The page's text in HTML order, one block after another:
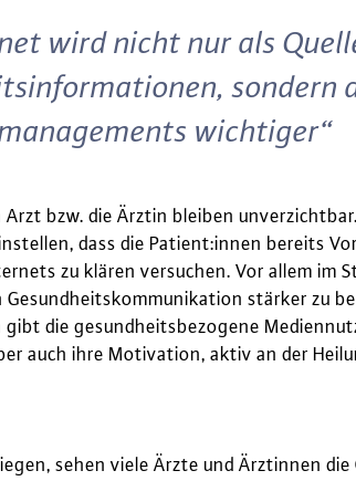
wird nicht nur als
sondern
wichtiger“
bzw. die Ärztin bleiben
dass die Patient:innen bereits
zu klären versuchen. Vor allem im
stärker zu
die gesundheitsbezogene
auch ihre Motivation, aktiv an der
sehen viele Ärzte und Ärztinnen